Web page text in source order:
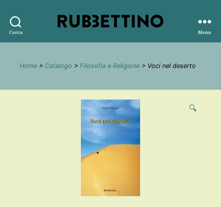
Cerca
editore
Menu
Home > Catalogo > Filosofia e Religione > Voci nel deserto
🔍